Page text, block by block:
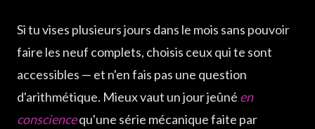
Si tu vises plusieurs jours dans le mois sans pouvoir
faire les neuf complets, choisis ceux qui te sont
accessibles — et n'en fais pas une question
d'arithmétique. Mieux vaut un jour jeûné en
consciencequ'une série mécanique faite par